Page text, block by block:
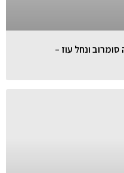
סומרוב ונחל עוז –